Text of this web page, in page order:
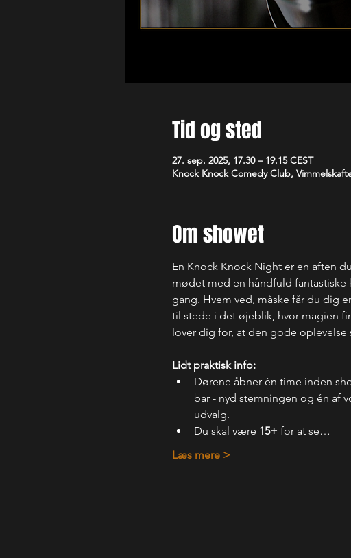
Tid og sted
27. sep. 2025, 17.30 – 19.15 CEST
Knock Knock Comedy Club,
Om showet
En Knock Knock Night er en aften
mødet med en håndfuld fantastiske
gang. Hvem ved, måske får du dig
til stede i det øjeblik, hvor magien
lover dig for, at den gode
—-------------------------
Lidt praktisk info:
Dørene åbner én time inden
bar - nyd stemningen og én af
udvalg.
Du skal være 15+ for at se…
Læs mere >